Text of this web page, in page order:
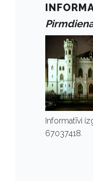
Informatīvi
67037418.